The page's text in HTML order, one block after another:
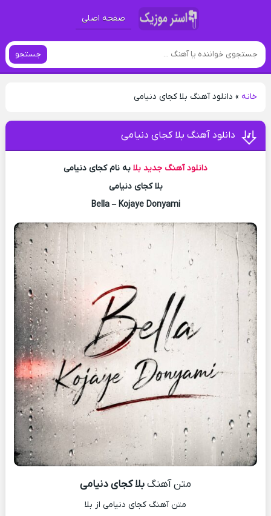
صفحه اصلی
جستجو
خانه» دانلود آهنگ بلا کجای دنیامی
دانلود آهنگ بلا کجای دنیامی
دانلود آهنگ جدید بلا به نام کجای دنیامی
بلا کجای دنیامی
Bella – Kojaye Donyami
متن آهنگبلا کجای دنیامی
متن آهنگ کجای دنیامی از بلا